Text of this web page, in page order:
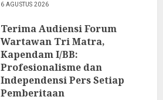
6 AGUSTUS 2026
Terima Audiensi Forum
Wartawan Tri Matra,
Kapendam I/BB:
Profesionalisme dan
Independensi Pers Setiap
Pemberitaan